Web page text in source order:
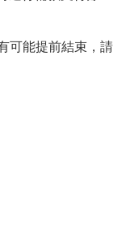
可能提前結束，請